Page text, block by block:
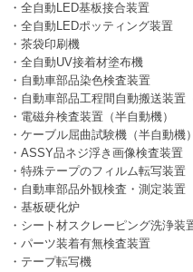
・全自動LED基
・全自動LEDポッティング装置
・茶袋
・全自動UV接着材塗布機
・自動車部品染色検査
・自動車部品工程間自動搬送装
・電磁弁検査装置（半自動機）
・ケーブル屈曲試験機（半自動機）
・ASSY品ネジ浮き画像検査装置
・特殊テープのフィルム転写装置
・自動車部品外観検査・測定装置
・基板硬化炉
・シート材スクレーピング洗浄装
・パーツ装着有無検査装置
・テープ転写機